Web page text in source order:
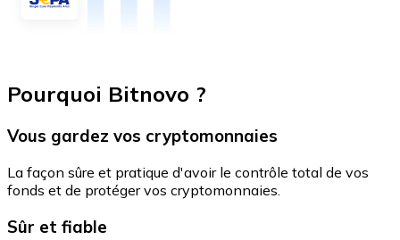
Pourquoi Bitnovo ?
Vous gardez vos cryptomonnaies
La façon sûre et pratique d'avoir le contrôle total de vos
fonds et de protéger vos cryptomonnaies.
Sûr et fiable